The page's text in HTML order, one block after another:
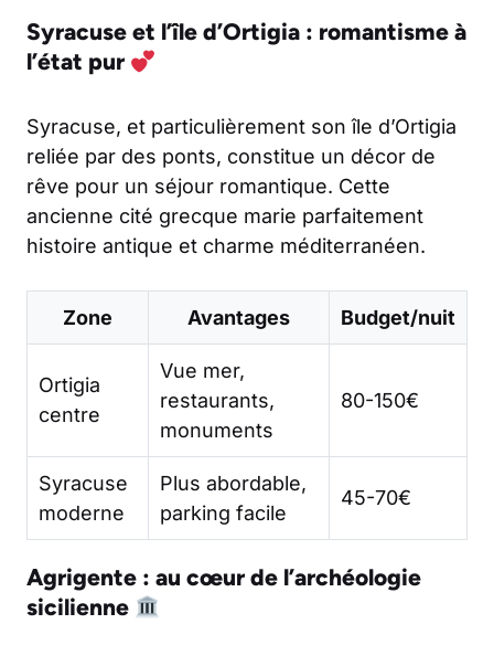
Syracuse et l’île d’Ortigia : romantisme à
l’état pur
Syracuse, et particulièrement son île d’Ortigia
reliée par des ponts, constitue un décor de
rêve pour un séjour romantique. Cette
ancienne cité grecque marie parfaitement
histoire antique et charme méditerranéen.
Zone Avantages Budget/nuit
Ortigia
centre
Vue mer,
restaurants,
monuments
80-150€
Syracuse
moderne
Plus abordable,
parking facile
45-70€
Agrigente : au cœur de l’archéologie
sicilienne